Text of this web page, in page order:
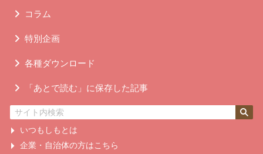
コラム
特別企画
各種ダウンロード
「あとで読む」に保存した記事
いつもしもとは
企業・自治体の方はこちら